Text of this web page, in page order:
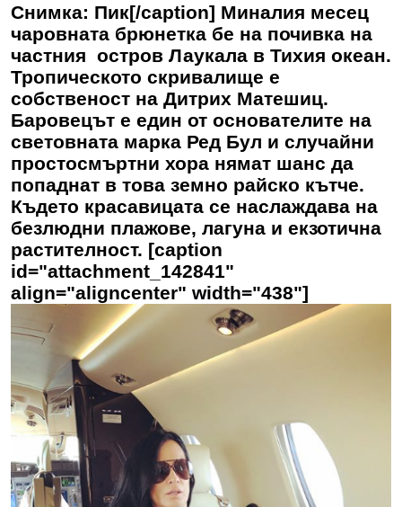
Снимка: Пик[/caption] Миналия месец
чаровната брюнетка бе на почивка на
частния остров Лаукала в Тихия океан.
Тропическото скривалище е
собственост на Дитрих Матешиц.
Баровецът е един от основателите на
световната марка Ред Бул и случайни
простосмъртни хора нямат шанс да
попаднат в това земно райско кътче.
Където красавицата се наслаждава на
безлюдни плажове, лагуна и екзотична
растителност. [caption
id="attachment_142841"
align="aligncenter" width="438"]